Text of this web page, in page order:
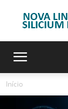
Início